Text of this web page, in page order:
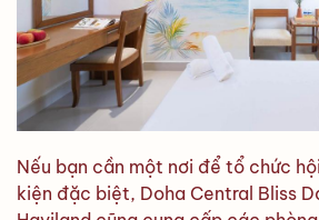
Nếu bạn cần một nơi để tổ chức
kiện đặc biệt, Doha Central Bliss